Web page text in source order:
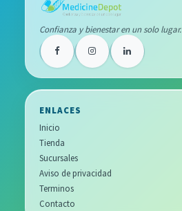
Confianza y bienestar en un solo lugar.
ENLACES
Inicio
Tienda
Sucursales
Aviso de privacidad
Terminos
Contacto